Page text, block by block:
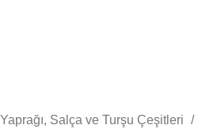
Salça ve Turşu Çeşitleri